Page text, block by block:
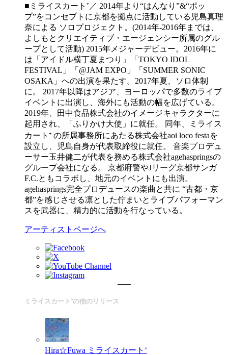
■ミライスカート⁺／ 2014年より“はんなり”&“ポッ
プ”をコンセプトに京都を拠点に活動している児島真理
奈による ソロプロジェクト。(2014年-2016年までは、
よしもとクリエイティブ・エージェンシー所属のグル
ープとして活動) 2015年メジャーデビュー。2016年に
は「アイドル横丁夏まつり」「TOKYO IDOL
FESTIVAL」「@JAM EXPO」「SUMMER SONIC
OSAKA」への出演を果たす。2017年夏、ソロ体制
に。 2017年以降はアジア、ヨーロッパで多数のライブ
イベントに出演し、海外にも活動の幅を広げている。
2019年、田中食品株式会社のイメージキャラクターに
起用され、「ふりかけ大使」に就任。 同年、ミライス
カート⁺ の所属事務所にあたる株式会社aoi loco festaを
設立し、児島自身が代表取締役に就任。 音楽プロデュ
ーサー玉井健二が代表を務める株式会社agehaspringsの
グループ会社になる。 京都府警やJリーグ京都サンガ
F.C.ともコラボし、地元のイベントにも出演。
agehasprings完全プロデュースの楽曲と共に “古都・京
都”を感じさせる凛とした佇まいとライブパフォーマン
スを武器に、精力的に活動を行なっている。
アーティストページへ
ミライスカート⁺の他のリリース
Hira☆Fuwa ミライスカート⁺